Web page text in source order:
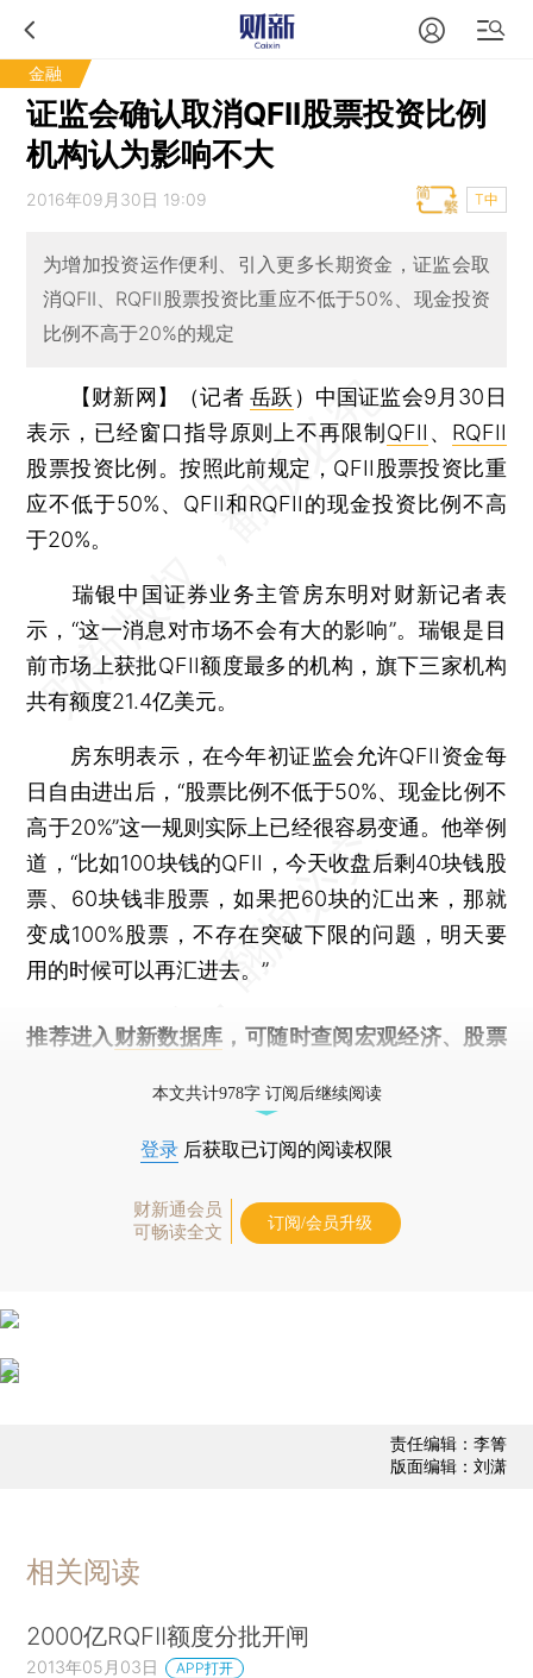
金融
证监会确认取消QFII股票投资比例
机构认为影响不大
2016年09月30日 19:09 T中
为增加投资运作便利、引入更多长期资金，证监会取
消QFII、RQFII股票投资比重应不低于50%、现金投资
比例不高于20%的规定
【财新网】（记者岳跃 ） 中国证监会9月30日
表示，已经窗口指导原则上不再限制 QFII 、 RQFII
股票投资比例。按照此前规定，QFII股票投资比重
应不低于50%、QFII和RQFII的现金投资比例不高
于20%。
瑞银中国证券业务主管房东明对财新记者表
示，“这一消息对市场不会有大的影响”。瑞银是目
前市场上获批QFII额度最多的机构，旗下三家机构
共有额度21.4亿美元。
房东明表示，在今年初证监会允许QFII资金每
日自由进出后，“股票比例不低于50%、现金比例不
高于20%”这一规则实际上已经很容易变通。他举例
道，“比如100块钱的QFII，今天收盘后剩40块钱股
票、60块钱非股票，如果把60块的汇出来，那就
变成100%股票，不存在突破下限的问题，明天要
用的时候可以再汇进去。”
推荐进入 财新数据库 ，可随时查阅宏观经济、股票
本文共计978字 订阅后继续阅读
登录 后获取已订阅的阅读权限
财新通会员
可畅读全文
订阅/会员升级
责任编辑：李箐
版面编辑：刘潇
相关阅读
2000亿RQFII额度分批开闸
2013年05月03日 APP打开